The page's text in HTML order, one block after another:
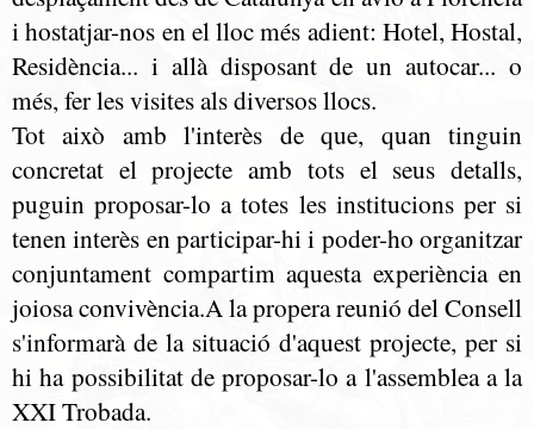
i hostatjar-nos en el lloc més adient: Hotel, Hostal,
Residència... i allà disposant de un autocar... o
més, fer les visites als diversos llocs.
Tot això amb l'interès de que, quan tinguin
concretat el projecte amb tots el seus detalls,
puguin proposar-lo a totes les institucions per si
tenen interès en participar-hi i poder-ho organitzar
conjuntament compartim aquesta experiència en
joiosa convivència.A la propera reunió del Consell
s'informarà de la situació d'aquest projecte, per si
hi ha possibilitat de proposar-lo a l'assemblea a la
XXI Trobada.